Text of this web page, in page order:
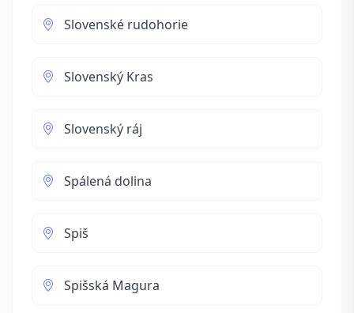
Slovenské rudohorie
Slovenský Kras
Slovenský ráj
Spálená dolina
Spiš
Spišská Magura